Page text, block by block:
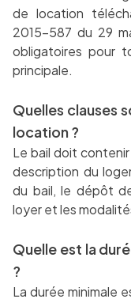
de location
2015-587 du 29
obligatoires pour
principale.
Quelles clauses
location ?
Le bail doit
description du
du bail, le dépôt
loyer et les
Quelle est la
?
La durée minimale